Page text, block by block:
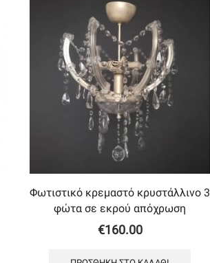
Φωτιστικό κρεμαστό κρυστάλλινο 3
φώτα σε εκρού απόχρωση
€160.00